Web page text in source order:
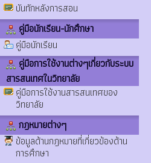
บันทักหลังการสอน
คู่มือนักเรียน-นักศึกษา
คู่มือนักเรียน
คู่มือการใช้งานต่างๆเกี่ยวกับระบบ
สารสนเทศในวิทยาลัย
คู่มือการใช้งานสารสนเทศของ
วิทยาลัย
กฎหมายต่างๆ
ข้อมูลด้านกฎหมายที่เกี่ยวข้องด้าน
การศึกษา